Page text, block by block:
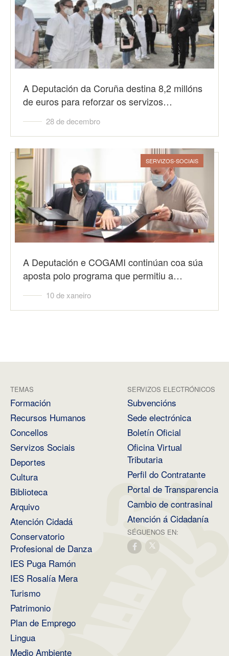
A Deputación da Coruña destina 8,2 millóns
de euros para reforzar os servizos…
28 de decembro
SERVIZOS-SOCIAIS
A Deputación e COGAMI continúan coa súa
aposta polo programa que permitiu a…
10 de xaneiro
TEMAS
Formación
Recursos Humanos
Concellos
Servizos Sociais
Deportes
Cultura
Biblioteca
Arquivo
Atención Cidadá
Conservatorio
Profesional de Danza
IES Puga Ramón
IES Rosalía Mera
Turismo
Patrimonio
Plan de Emprego
Lingua
Medio Ambiente
SERVIZOS ELECTRÓNICOS
Subvencións
Sede electrónica
Boletín Oficial
Oficina Virtual
Tributaria
Perfil do Contratante
Portal de Transparencia
Cambio de contrasinal
Atención á Cidadanía
SÉGUENOS EN: